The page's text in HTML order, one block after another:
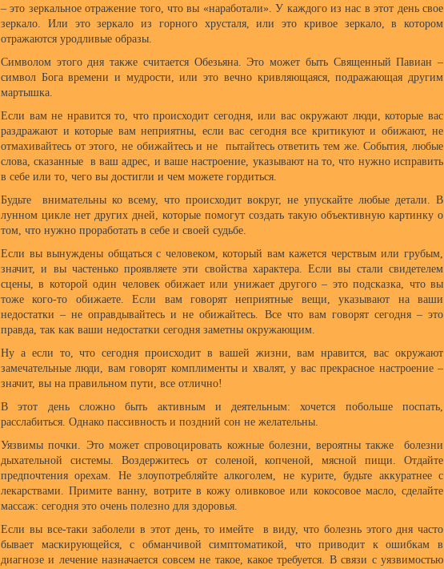
– это зеркальное отражение того, что вы «наработали». У каждого из нас в этот день свое
зеркало. Или это зеркало из горного хрусталя, или это кривое зеркало, в котором
отражаются уродливые образы.
Символом этого дня также считается Обезьяна. Это может быть Священный Павиан –
символ Бога времени и мудрости, или это вечно кривляющаяся, подражающая другим
мартышка.
Если вам не нравится то, что происходит сегодня, или вас окружают люди, которые вас
раздражают и которые вам неприятны, если вас сегодня все критикуют и обижают, не
отмахивайтесь от этого, не обижайтесь и не пытайтесь ответить тем же. События, любые
слова, сказанные в ваш адрес, и ваше настроение, указывают на то, что нужно исправить
в себе или то, чего вы достигли и чем можете гордиться.
Будьте внимательны ко всему, что происходит вокруг, не упускайте любые детали. В
лунном цикле нет других дней, которые помогут создать такую объективную картинку о
том, что нужно проработать в себе и своей судьбе.
Если вы вынуждены общаться с человеком, который вам кажется черствым или грубым,
значит, и вы частенько проявляете эти свойства характера. Если вы стали свидетелем
сцены, в которой один человек обижает или унижает другого – это подсказка, что вы
тоже кого-то обижаете. Если вам говорят неприятные вещи, указывают на ваши
недостатки – не оправдывайтесь и не обижайтесь. Все что вам говорят сегодня – это
правда, так как ваши недостатки сегодня заметны окружающим.
Ну а если то, что сегодня происходит в вашей жизни, вам нравится, вас окружают
замечательные люди, вам говорят комплименты и хвалят, у вас прекрасное настроение –
значит, вы на правильном пути, все отлично!
В этот день сложно быть активным и деятельным: хочется побольше поспать,
расслабиться. Однако пассивность и поздний сон не желательны.
Уязвимы почки. Это может спровоцировать кожные болезни, вероятны также болезни
дыхательной системы. Воздержитесь от соленой, копченой, мясной пищи. Отдайте
предпочтения орехам. Не злоупотребляйте алкоголем, не курите, будьте аккуратнее с
лекарствами. Примите ванну, вотрите в кожу оливковое или кокосовое масло, сделайте
массаж: сегодня это очень полезно для здоровья.
Если вы все-таки заболели в этот день, то имейте в виду, что болезнь этого дня часто
бывает маскирующейся, с обманчивой симптоматикой, что приводит к ошибкам в
диагнозе и лечение назначается совсем не такое, какое требуется. В связи с уязвимостью